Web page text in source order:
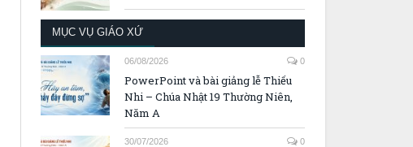
MỤC VỤ GIÁO XỨ
06/08/2026 0
PowerPoint và bài giảng lễ Thiếu
Nhi – Chúa Nhật 19 Thường Niên,
Năm A
30/07/2026 0